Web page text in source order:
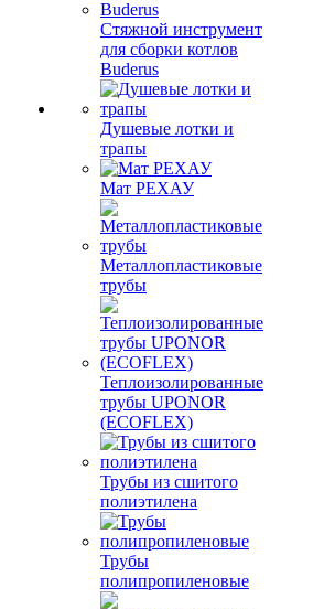
Стяжной инструмент
для сборки котлов
Buderus
Душевые лотки и
трапы
Мат РЕХАУ
Металлопластиковые
трубы
Теплоизолированные
трубы UPONOR
(ECOFLEX)
Трубы из сшитого
полиэтилена
Трубы
полипропиленовые